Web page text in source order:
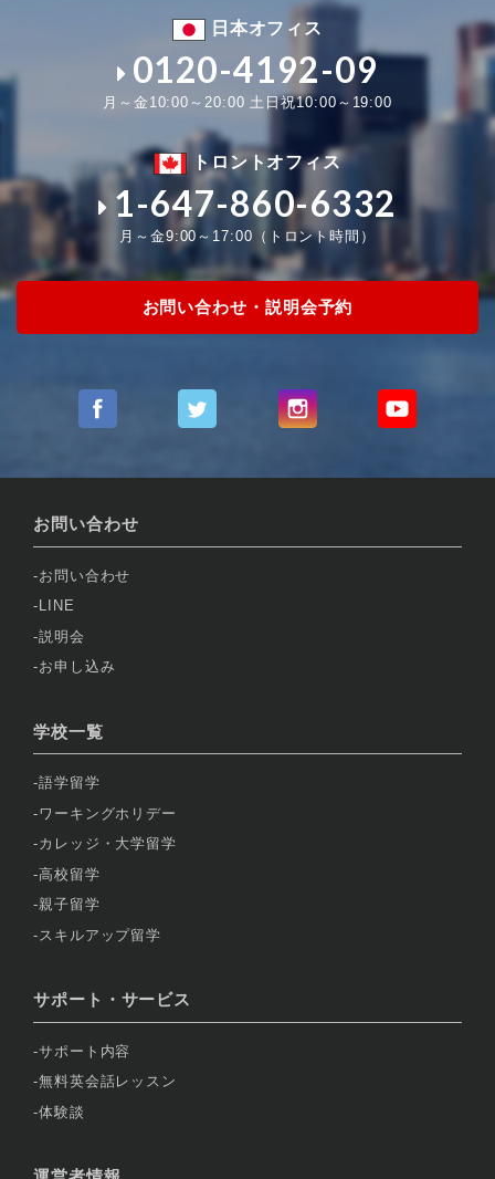
日本オフィス
0120-4192-09
月～金10:00～20:00 土日祝10:00～19:00
トロントオフィス
1-647-860-6332
月～金9:00～17:00（トロント時間）
お問い合わせ・説明会予約
お問い合わせ
お問い合わせ
LINE
説明会
お申し込み
学校一覧
語学留学
ワーキングホリデー
カレッジ・大学留学
高校留学
親子留学
スキルアップ留学
サポート・サービス
サポート内容
無料英会話レッスン
体験談